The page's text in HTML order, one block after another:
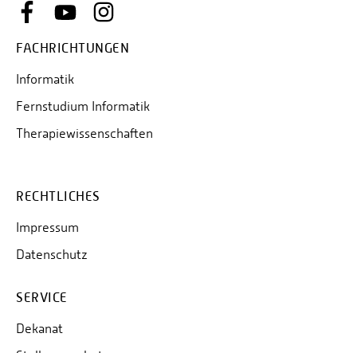
FACHRICHTUNGEN
Informatik
Fernstudium Informatik
Therapiewissenschaften
RECHTLICHES
Impressum
Datenschutz
SERVICE
Dekanat